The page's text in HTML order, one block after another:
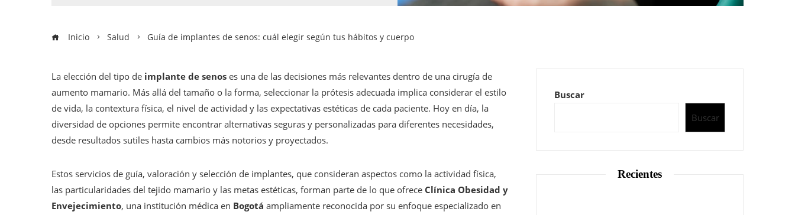
Inicio Salud Guía de implantes de senos: cuál elegir según tus hábitos y cuerpo
La elección del tipo de implante de senos es una de las decisiones más relevantes dentro de una cirugía de
aumento mamario. Más allá del tamaño o la forma, seleccionar la prótesis adecuada implica considerar el estilo
de vida, la contextura física, el nivel de actividad y las expectativas estéticas de cada paciente. Hoy en día, la
diversidad de opciones permite encontrar alternativas seguras y personalizadas para diferentes necesidades,
desde resultados sutiles hasta cambios más notorios y proyectados.
Estos servicios de guía, valoración y selección de implantes, que consideran aspectos como la actividad física,
las particularidades del tejido mamario y las metas estéticas, forman parte de lo que ofrece Clínica Obesidad y
Envejecimiento, una institución médica en Bogotá ampliamente reconocida por su enfoque especializado en
Buscar
Buscar
Recientes